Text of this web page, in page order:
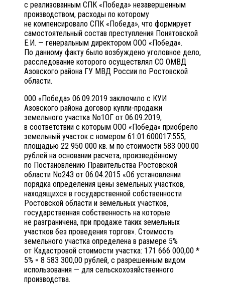
с реализованным СПК «Победа» незавершенным
производством, расходы по которому
не компенсировало СПК «Победа», что формирует
самостоятельный состав преступления Понятовской
Е.И. — генеральным директором ООО «Победа».
По данному факту было возбуждено уголовное дело,
расследование которого осуществлял СО ОМВД
Азовского района ГУ МВД России по Ростовской
области.
000 «Победа» 06.09.2019 заключило с КУИ
Азовского района договор купли-продажи
земельного участка No1ОГ от 06.09.2019,
в соответствии с которым ООО «Победа» приобрело
земельный участок с номером 61:01:600017:555,
площадью 22 950 000 кв. м по стоимости 583 000.00
рублей на основании расчета, произведённому
по Постановлению Правительства Ростовской
области No243 от 06.04.2015 «Об установлении
порядка определения цены земельных участков,
находящихся в государственной собственности
Ростовской области и земельных участков,
государственная собственность на которые
не разграничена, при продаже таких земельных
участков без проведения торгов». Стоимость
земельного участка определена в размере 5%
от Кадастровой стоимости участка: 171 666 000,00 *
5% = 8 583 300,00 рублей, с разрешенным видом
использования — для сельскохозяйственного
производства.